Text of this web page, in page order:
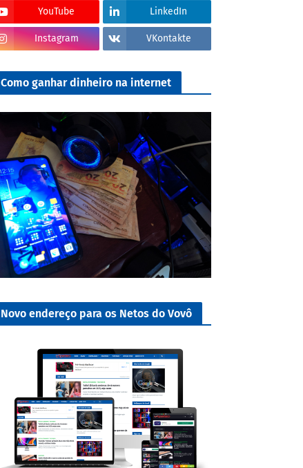
YouTube LinkedIn
Instagram VKontakte
Como ganhar dinheiro na internet
Novo endereço para os Netos do Vovô